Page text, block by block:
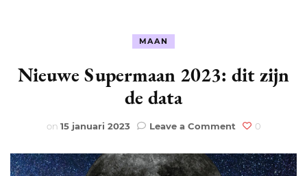
MAAN
Nieuwe Supermaan 2023: dit zijn
de data
on 15 januari 2023 Leave a Commenton
Supermaan
2023:
0